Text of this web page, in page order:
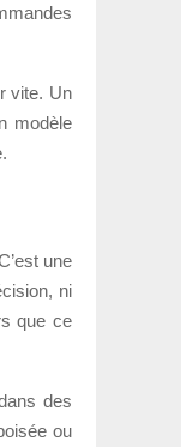
vite. Un
modèle
une
ni
que ce
des
ou